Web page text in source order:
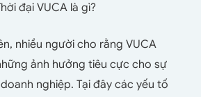
đại VUCA là gì?
nhiều người cho rằng VUCA
ảnh hưởng tiêu cực cho sự
nghiệp. Tại đây các yếu tố